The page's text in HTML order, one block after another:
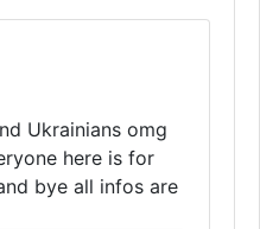
Ukrainians omg
here is for
bye all infos are